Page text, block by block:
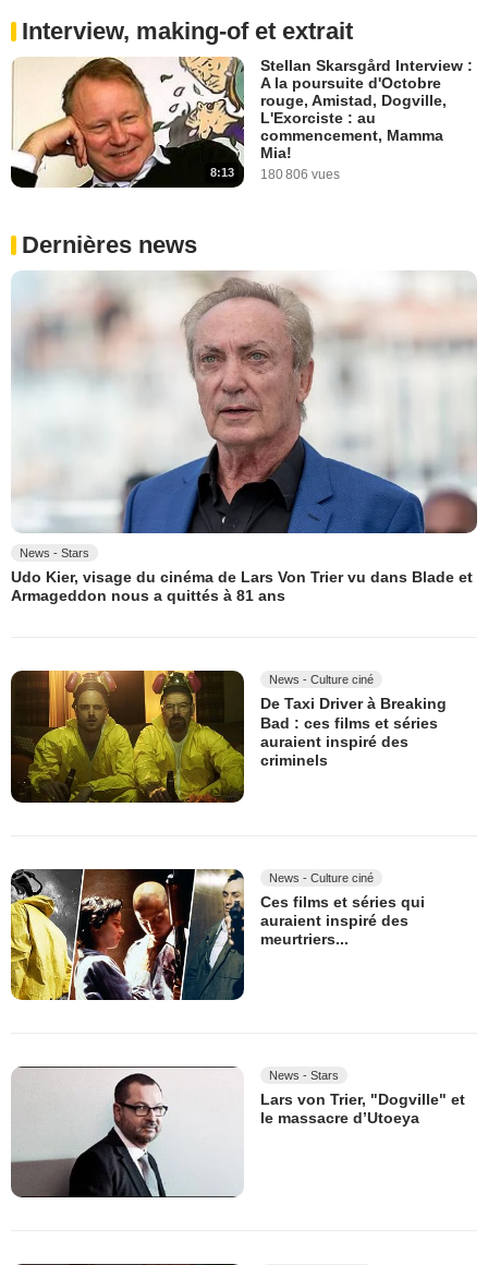
Interview, making-of et extrait
8:13
Stellan Skarsgård Interview :
A la poursuite d'Octobre
rouge, Amistad, Dogville,
L'Exorciste : au
commencement, Mamma
Mia!
180 806 vues
Dernières news
News - Stars
Udo Kier, visage du cinéma de Lars Von Trier vu dans Blade et
Armageddon nous a quittés à 81 ans
News - Culture ciné
De Taxi Driver à Breaking
Bad : ces films et séries
auraient inspiré des
criminels
News - Culture ciné
Ces films et séries qui
auraient inspiré des
meurtriers...
News - Stars
Lars von Trier, "Dogville" et
le massacre d’Utoeya